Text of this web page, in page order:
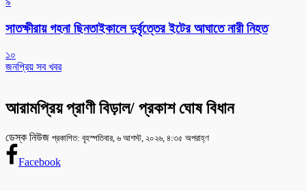
সাতক্ষীরায় গহনা ছিনতাইকালে দুর্বৃত্তের ইটের আঘাতে নারী নিহত
১০
জনপ্রিয় সব খবর
আরামপ্রিয় প্রাণী বিড়াল/ প্রকাশ ঘোষ বিধান
ডেস্ক নিউজ প্রকাশিত: বৃহস্পতিবার, ৬ আগস্ট, ২০২৬, ৪:৩৫ অপরাহ্ণ
Facebook